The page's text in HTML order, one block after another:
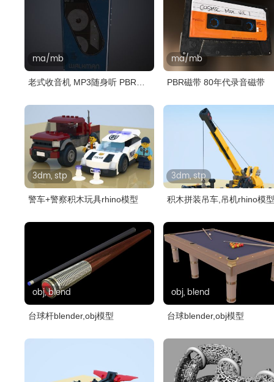
ma/mb
老式收音机 MP3随身听 PBR录
ma/mb
PBR磁带 80年代录音磁带
3dm, stp
警车+警察积木玩具rhino模型
3dm, stp
积木拼装吊车,吊机rhino模型
obj, blend
台球杆blender,obj模型
obj, blend
台球blender,obj模型